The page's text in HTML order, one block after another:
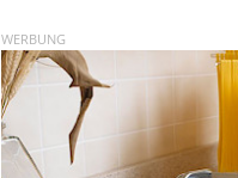
WERBUNG